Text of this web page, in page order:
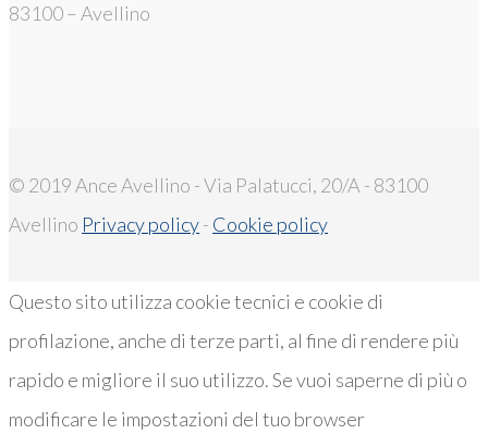
83100 – Avellino
© 2019 Ance Avellino - Via Palatucci, 20/A - 83100
Avellino Privacy policy- Cookie policy
Questo sito utilizza cookie tecnici e cookie di
profilazione, anche di terze parti, al fine di rendere più
rapido e migliore il suo utilizzo. Se vuoi saperne di più o
modificare le impostazioni del tuo browser